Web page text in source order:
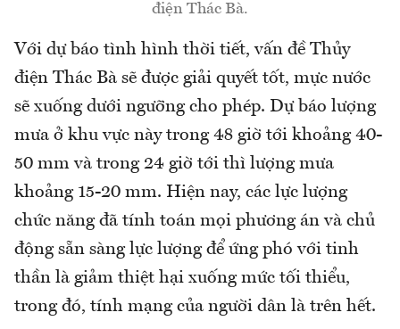
điện Thác Bà.
Với dự báo tình hình thời tiết, vấn đề Thủy
điện Thác Bà sẽ được giải quyết tốt, mực nước
sẽ xuống dưới ngưỡng cho phép. Dự báo lượng
mưa ở khu vực này trong 48 giờ tới khoảng 40-
50 mm và trong 24 giờ tới thì lượng mưa
khoảng 15-20 mm. Hiện nay, các lực lượng
chức năng đã tính toán mọi phương án và chủ
động sẵn sàng lực lượng để ứng phó với tinh
thần là giảm thiệt hại xuống mức tối thiểu,
trong đó, tính mạng của người dân là trên hết.